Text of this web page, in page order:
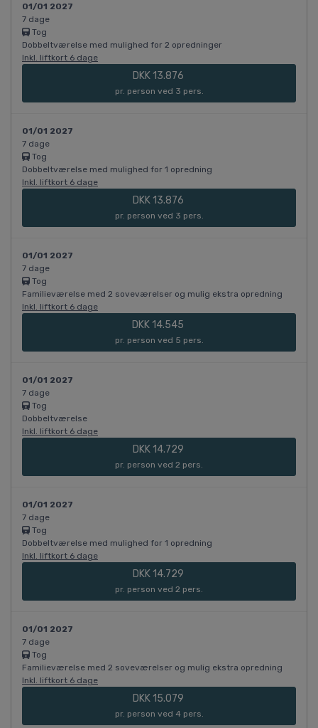
01/01 2027
7 dage
Tog
Dobbeltværelse med mulighed for 2 opredninger
Inkl. liftkort 6 dage
DKK 13.876
pr. person ved 3 pers.
01/01 2027
7 dage
Tog
Dobbeltværelse med mulighed for 1 opredning
Inkl. liftkort 6 dage
DKK 13.876
pr. person ved 3 pers.
01/01 2027
7 dage
Tog
Familieværelse med 2 soveværelser og mulig ekstra opredning
Inkl. liftkort 6 dage
DKK 14.545
pr. person ved 5 pers.
01/01 2027
7 dage
Tog
Dobbeltværelse
Inkl. liftkort 6 dage
DKK 14.729
pr. person ved 2 pers.
01/01 2027
7 dage
Tog
Dobbeltværelse med mulighed for 1 opredning
Inkl. liftkort 6 dage
DKK 14.729
pr. person ved 2 pers.
01/01 2027
7 dage
Tog
Familieværelse med 2 soveværelser og mulig ekstra opredning
Inkl. liftkort 6 dage
DKK 15.079
pr. person ved 4 pers.